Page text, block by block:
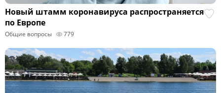
Новый штамм коронавируса распространяется
по Европе
Общие вопросы 779